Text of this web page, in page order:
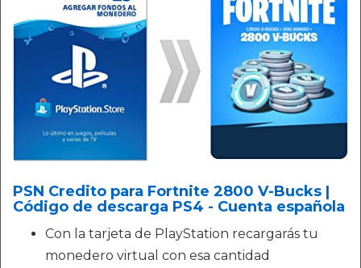
PSN Credito para Fortnite 2800 V-Bucks |
Código de descarga PS4 - Cuenta española
Con la tarjeta de PlayStation recargarás tu
monedero virtual con esa cantidad